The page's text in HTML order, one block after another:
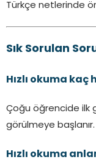
Türkçe netlerinde
Sık Sorulan
Hızlı okuma
Çoğu öğrencide ilk
görülmeye başlanır.
Hızlı okuma